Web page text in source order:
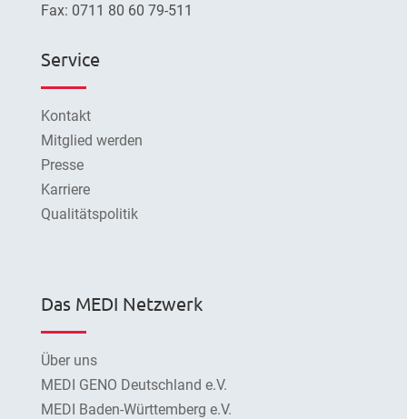
Fax: 0711 80 60 79-511
Service
Kontakt
Mitglied werden
Presse
Karriere
Qualitätspolitik
Das MEDI Netzwerk
Über uns
MEDI GENO Deutschland e.V.
MEDI Baden-Württemberg e.V.